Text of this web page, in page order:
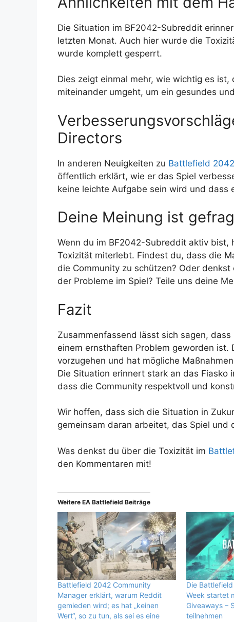
Die Situation im BF2042-Subreddit
letzten Monat. Auch hier wurde die
wurde komplett gesperrt.
Dies zeigt einmal mehr, wie wichtig es
miteinander umgeht, um ein gesundes
Directors
In anderen Neuigkeiten zu Battlefield 2042
öffentlich erklärt, wie er das Spiel
keine leichte Aufgabe sein wird und dass
Deine Meinung ist
Wenn du im BF2042-Subreddit aktiv
Toxizität miterlebt. Findest du, dass die
die Community zu schützen? Oder
der Probleme im Spiel? Teile uns deine
Fazit
Zusammenfassend lässt sich sagen,
einem ernsthaften Problem geworden ist.
vorzugehen und hat mögliche
Die Situation erinnert stark an das
dass die Community respektvoll und
Wir hoffen, dass sich die Situation in
gemeinsam daran arbeitet, das Spiel
Was denkst du über die Toxizität im
den Kommentaren mit!
Weitere EA Battlefield Beiträge
Battlefield 2042 Community
Manager erklärt, warum Reddit
gemieden wird; es hat „keinen
Wert“, so zu tun, als sei es eine
Die
Week startet
Giveaways –
teilnehmen